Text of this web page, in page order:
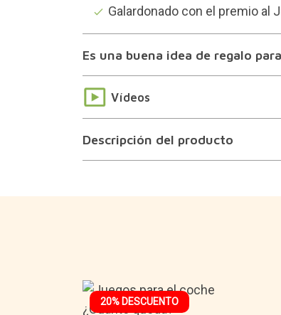
Galardonado con el premio al
Es una buena idea de regalo
Vídeos
Descripción del producto
20% DESCUENTO